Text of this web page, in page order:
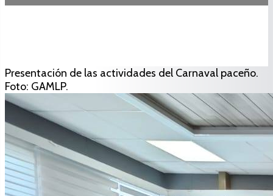
Presentación de las actividades del Carnaval paceño.
Foto: GAMLP.